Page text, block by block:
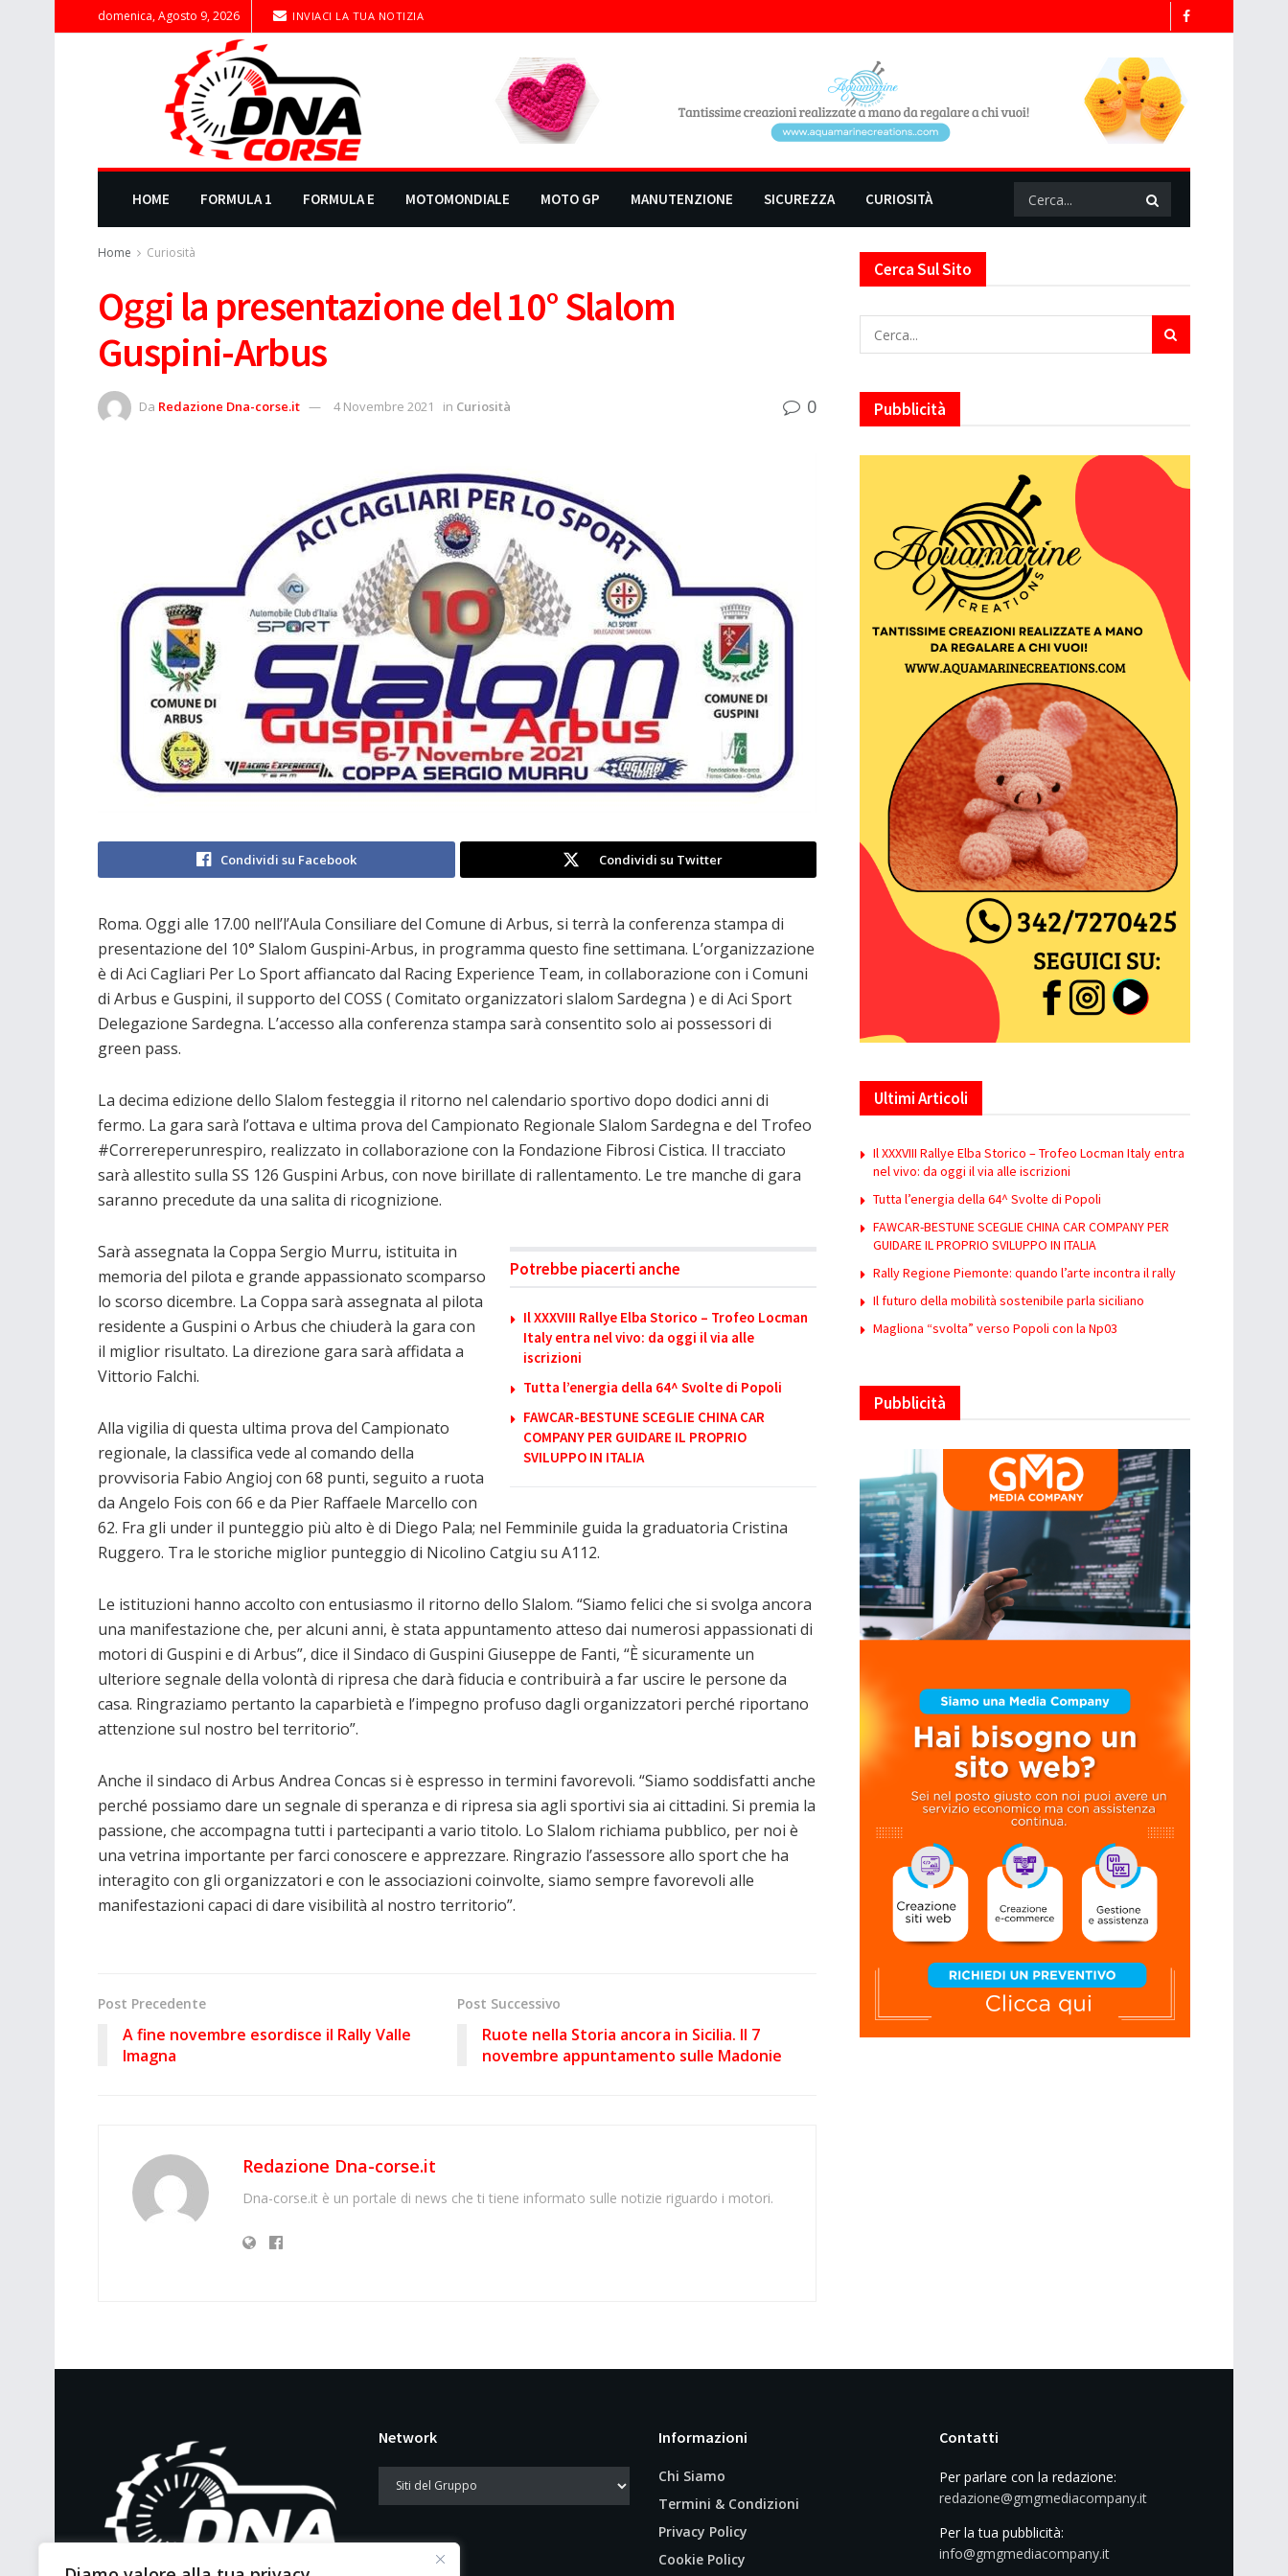
domenica, Agosto 9, 2026 INVIACI LA TUA NOTIZIA
HOME FORMULA 1 FORMULA E MOTOMONDIALE MOTO GP MANUTENZIONE SICUREZZA CURIOSITÀ
Home Curiosità
Oggi la presentazione del 10° Slalom
Guspini-Arbus
Da Redazione Dna-corse.it 4 Novembre 2021 in Curiosità 0
Condividi su Facebook Condividi su Twitter
Roma. Oggi alle 17.00 nell’l’Aula Consiliare del Comune di Arbus, si terrà la conferenza stampa di
presentazione del 10° Slalom Guspini-Arbus, in programma questo fine settimana. L’organizzazione
è di Aci Cagliari Per Lo Sport affiancato dal Racing Experience Team, in collaborazione con i Comuni
di Arbus e Guspini, il supporto del COSS ( Comitato organizzatori slalom Sardegna ) e di Aci Sport
Delegazione Sardegna. L’accesso alla conferenza stampa sarà consentito solo ai possessori di
green pass.
La decima edizione dello Slalom festeggia il ritorno nel calendario sportivo dopo dodici anni di
fermo. La gara sarà l’ottava e ultima prova del Campionato Regionale Slalom Sardegna e del Trofeo
#Correreperunrespiro, realizzato in collaborazione con la Fondazione Fibrosi Cistica. Il tracciato
sarà allestito sulla SS 126 Guspini Arbus, con nove birillate di rallentamento. Le tre manche di gara
saranno precedute da una salita di ricognizione.
Potrebbe piacerti anche
Il XXXVIII Rallye Elba Storico – Trofeo Locman
Italy entra nel vivo: da oggi il via alle
iscrizioni
Tutta l’energia della 64^ Svolte di Popoli
FAWCAR-BESTUNE SCEGLIE CHINA CAR
COMPANY PER GUIDARE IL PROPRIO
SVILUPPO IN ITALIA
Sarà assegnata la Coppa Sergio Murru, istituita in
memoria del pilota e grande appassionato scomparso
lo scorso dicembre. La Coppa sarà assegnata al pilota
residente a Guspini o Arbus che chiuderà la gara con
il miglior risultato. La direzione gara sarà affidata a
Vittorio Falchi.
Alla vigilia di questa ultima prova del Campionato
regionale, la classifica vede al comando della
provvisoria Fabio Angioj con 68 punti, seguito a ruota
da Angelo Fois con 66 e da Pier Raffaele Marcello con
62. Fra gli under il punteggio più alto è di Diego Pala; nel Femminile guida la graduatoria Cristina
Ruggero. Tra le storiche miglior punteggio di Nicolino Catgiu su A112.
Le istituzioni hanno accolto con entusiasmo il ritorno dello Slalom. “Siamo felici che si svolga ancora
una manifestazione che, per alcuni anni, è stata appuntamento atteso dai numerosi appassionati di
motori di Guspini e di Arbus”, dice il Sindaco di Guspini Giuseppe de Fanti, “È sicuramente un
ulteriore segnale della volontà di ripresa che darà fiducia e contribuirà a far uscire le persone da
casa. Ringraziamo pertanto la caparbietà e l’impegno profuso dagli organizzatori perché riportano
attenzione sul nostro bel territorio”.
Anche il sindaco di Arbus Andrea Concas si è espresso in termini favorevoli. “Siamo soddisfatti anche
perché possiamo dare un segnale di speranza e di ripresa sia agli sportivi sia ai cittadini. Si premia la
passione, che accompagna tutti i partecipanti a vario titolo. Lo Slalom richiama pubblico, per noi è
una vetrina importante per farci conoscere e apprezzare. Ringrazio l’assessore allo sport che ha
interagito con gli organizzatori e con le associazioni coinvolte, siamo sempre favorevoli alle
manifestazioni capaci di dare visibilità al nostro territorio”.
Post Precedente
A fine novembre esordisce il Rally Valle
Imagna
Post Successivo
Ruote nella Storia ancora in Sicilia. Il 7
novembre appuntamento sulle Madonie
Redazione Dna-corse.it
Dna-corse.it è un portale di news che ti tiene informato sulle notizie riguardo i motori.
Cerca Sul Sito
Pubblicità
Ultimi Articoli
Il XXXVIII Rallye Elba Storico – Trofeo Locman Italy entra
nel vivo: da oggi il via alle iscrizioni
Tutta l’energia della 64^ Svolte di Popoli
FAWCAR-BESTUNE SCEGLIE CHINA CAR COMPANY PER
GUIDARE IL PROPRIO SVILUPPO IN ITALIA
Rally Regione Piemonte: quando l’arte incontra il rally
Il futuro della mobilità sostenibile parla siciliano
Magliona “svolta” verso Popoli con la Np03
Pubblicità
Network Informazioni
Chi Siamo
Termini & Condizioni
Privacy Policy
Cookie Policy
Contatti
Per parlare con la redazione:
redazione@gmgmediacompany.it
Per la tua pubblicità:
info@gmgmediacompany.it